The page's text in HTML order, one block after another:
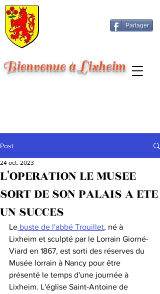
Partager
Bienvenue à Lixheim
Post
L'OPERATION LE MUSEE
SORT DE SON PALAIS A ETE
UN SUCCES
24 oct. 2023
Le buste de l'abbé Trouillet, né à
Lixheim et sculpté par le Lorrain Giorné-
Viard en 1867, est sorti des réserves du
Musée lorrain à Nancy pour être
présenté le temps d'une journée à
Lixheim. L'église Saint-Antoine de